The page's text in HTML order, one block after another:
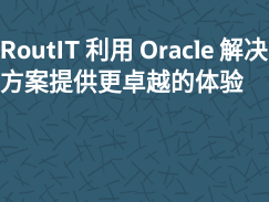
RoutIT 利用 Oracle 解决
方案提供更卓越的体验